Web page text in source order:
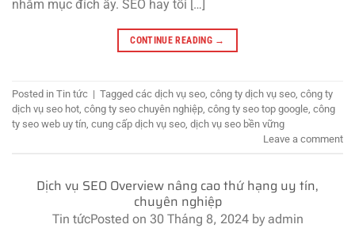
nhằm mục đích ấy. SEO hay tối […]
CONTINUE READING →
Posted in Tin tức | Tagged các dịch vụ seo, công ty dịch vụ seo, công ty
dịch vụ seo hot, công ty seo chuyên nghiệp, công ty seo top google, công
ty seo web uy tín, cung cấp dịch vụ seo, dịch vụ seo bền vững
Leave a comment
Dịch vụ SEO Overview nâng cao thứ hạng uy tín,
chuyên nghiệp
Tin tứcPosted on 30 Tháng 8, 2024by admin